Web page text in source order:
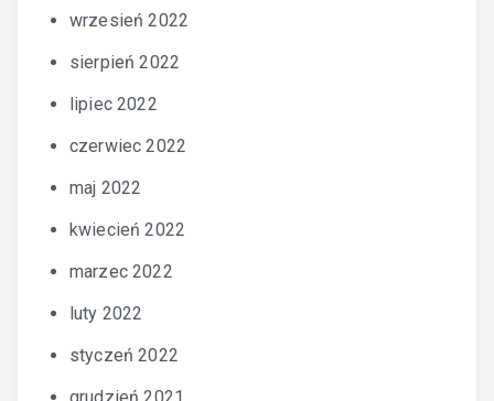
wrzesień 2022
sierpień 2022
lipiec 2022
czerwiec 2022
maj 2022
kwiecień 2022
marzec 2022
luty 2022
styczeń 2022